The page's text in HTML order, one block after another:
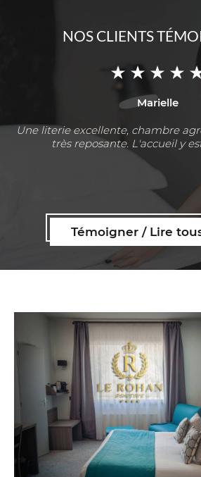
NOS CLIENTS
Marielle
Une literie excellente, chambre
très reposante. L'accueil y
Témoigner / Lire